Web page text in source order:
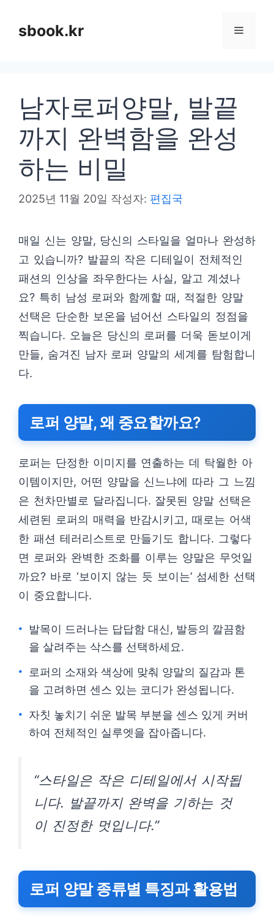
sbook.kr 메
남자로퍼양말, 발끝
까지 완벽함을 완성
하는 비밀
2025년 11월 20일 작성자: 편집국
매일 신는 양말, 당신의 스타일을 얼마나 완성하
고 있습니까? 발끝의 작은 디테일이 전체적인
패션의 인상을 좌우한다는 사실, 알고 계셨나
요? 특히 남성 로퍼와 함께할 때, 적절한 양말
선택은 단순한 보온을 넘어선 스타일의 정점을
찍습니다. 오늘은 당신의 로퍼를 더욱 돋보이게
만들, 숨겨진 남자 로퍼 양말의 세계를 탐험합니
다.
로퍼 양말, 왜 중요할까요?
로퍼는 단정한 이미지를 연출하는 데 탁월한 아
이템이지만, 어떤 양말을 신느냐에 따라 그 느낌
은 천차만별로 달라집니다. 잘못된 양말 선택은
세련된 로퍼의 매력을 반감시키고, 때로는 어색
한 패션 테러리스트로 만들기도 합니다. 그렇다
면 로퍼와 완벽한 조화를 이루는 양말은 무엇일
까요? 바로 ‘보이지 않는 듯 보이는’ 섬세한 선택
이 중요합니다.
발목이 드러나는 답답함 대신, 발등의 깔끔함
을 살려주는 삭스를 선택하세요.
로퍼의 소재와 색상에 맞춰 양말의 질감과 톤
을 고려하면 센스 있는 코디가 완성됩니다.
자칫 놓치기 쉬운 발목 부분을 센스 있게 커버
하여 전체적인 실루엣을 잡아줍니다.
“스타일은 작은 디테일에서 시작됩
니다. 발끝까지 완벽을 기하는 것
이 진정한 멋입니다.”
로퍼 양말 종류별 특징과 활용법